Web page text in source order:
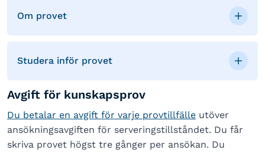
Om provet
Studera inför provet
Avgift för kunskapsprov
Du betalar en avgift för varje provtillfälle utöver
ansökningsavgiften för serveringstillståndet. Du får
skriva provet högst tre gånger per ansökan. Du